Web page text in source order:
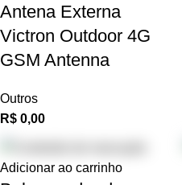
Antena Externa
Victron Outdoor 4G
GSM Antenna
Outros
R$ 0,00
Adicionar ao carrinho